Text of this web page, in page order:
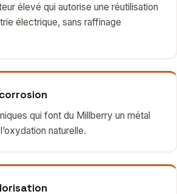
élevé qui autorise une réutilisation
électrique, sans raffinage
qui font du Millberry un métal
naturelle.